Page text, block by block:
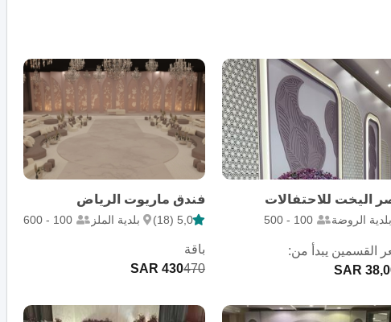
اليخت للاحتفالات
بلدية الروضة
القسمين يبدأ من:
38,000
فندق ماريوت الرياض
5,0 (18) بلدية الملز
باقة
470
430 SAR